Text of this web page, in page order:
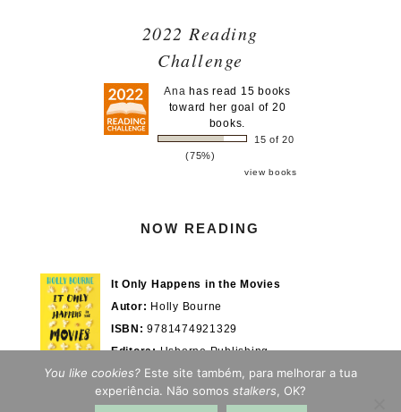
2022 Reading
Challenge
Ana has read 15 books
toward her goal of 20
books.
15 of 20
(75%)
view books
NOW READING
It Only Happens in the Movies
Autor: Holly Bourne
ISBN: 9781474921329
Editora:Usborne Publishing
Actualmente em:28/100%
You like cookies? Este site também, para melhorar a tua
experiência. Não somos stalkers , OK?